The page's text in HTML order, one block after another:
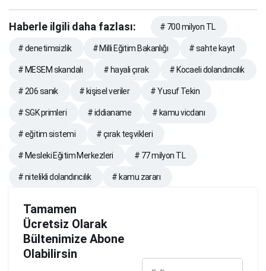
Haberle ilgili daha fazlası: # 700 milyon TL
# denetimsizlik # Milli Eğitim Bakanlığı # sahte kayıt
# MESEM skandalı # hayali çırak # Kocaeli dolandırıcılık
# 206 sanık # kişisel veriler # Yusuf Tekin
# SGK primleri # iddianame # kamu vicdanı
# eğitim sistemi # çırak teşvikleri
# Mesleki Eğitim Merkezleri # 77 milyon TL
# nitelikli dolandırıcılık # kamu zararı
Tamamen
Ücretsiz Olarak
Bültenimize Abone
Olabilirsin